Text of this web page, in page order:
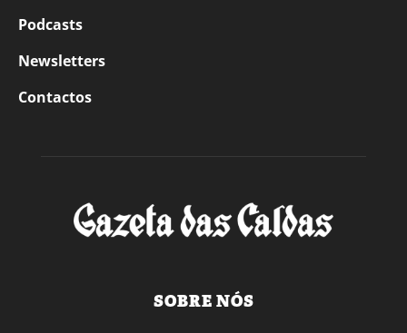
Podcasts
Newsletters
Contactos
SOBRE NÓS